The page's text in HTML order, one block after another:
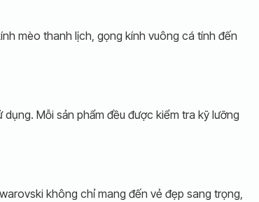
mèo thanh lịch, gọng kính vuông cá tính đến
Mỗi sản phẩm đều được kiểm tra kỹ lưỡng
không chỉ mang đến vẻ đẹp sang trọng,